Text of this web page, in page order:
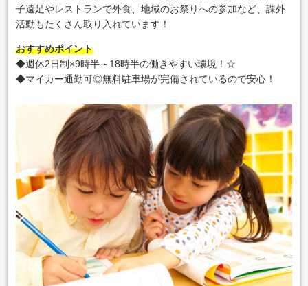
子遠足やレストランで外食、地域のお祭りへの参加など、課外
活動もたくさん取り入れています！
おすすめポイント
◆週休2日制×9時半～18時半の働きやすい環境！☆
◆マイカー通勤可◎無料駐車場が完備されているので安心！